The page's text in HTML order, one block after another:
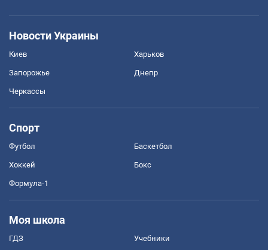
Новости Украины
Киев Харьков
Запорожье Днепр
Черкассы
Спорт
Футбол Баскетбол
Хоккей Бокс
Формула-1
Моя школа
ГДЗ Учебники